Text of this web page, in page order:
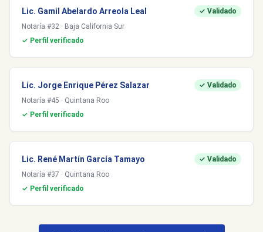
Lic. Gamil Abelardo Arreola Leal
✓ Validado
Notaría #32 · Baja California Sur
✓ Perfil verificado
Lic. Jorge Enrique Pérez Salazar
✓ Validado
Notaría #45 · Quintana Roo
✓ Perfil verificado
Lic. René Martín García Tamayo
✓ Validado
Notaría #37 · Quintana Roo
✓ Perfil verificado